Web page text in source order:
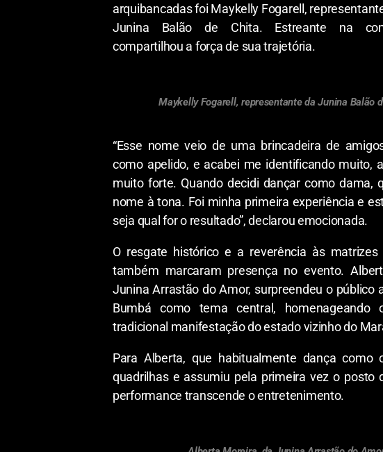
arquibancadas foi Maykelly Fogarell,
Junina Balão de Chita. Estreante na
compartilhou a força de sua trajetória.
Maykelly Fogarell, representante da Junina Balão
“Esse nome veio de uma brincadeira de
como apelido, e acabei me identificando muito,
muito forte. Quando decidi dançar como dama,
nome à tona. Foi minha primeira experiência e
seja qual for o resultado”, declarou emocionada.
O resgate histórico e a reverência às matrizes
também marcaram presença no evento.
Junina Arrastão do Amor, surpreendeu o público
Bumbá como tema central, homenageando
tradicional manifestação do estado vizinho do
Para Alberta, que habitualmente dança como
quadrilhas e assumiu pela primeira vez o posto
performance transcende o entretenimento.